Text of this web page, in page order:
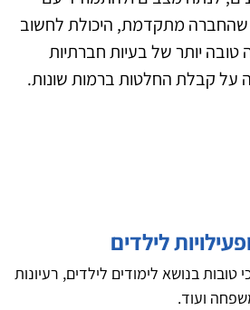
שהחברה מתקדמת, היכולת לחשוב
יותר של בעיות חברתיות
על קבלת החלטות ברמות שונות.
לילדים
בנושא לימודים לילדים, רעיונות
ועוד.